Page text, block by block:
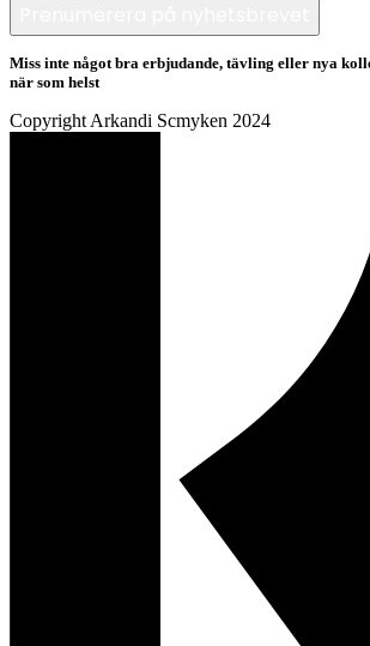
Miss inte något bra erbjudande, tävling eller nya
när som helst
Copyright Arkandi Scmyken 2024